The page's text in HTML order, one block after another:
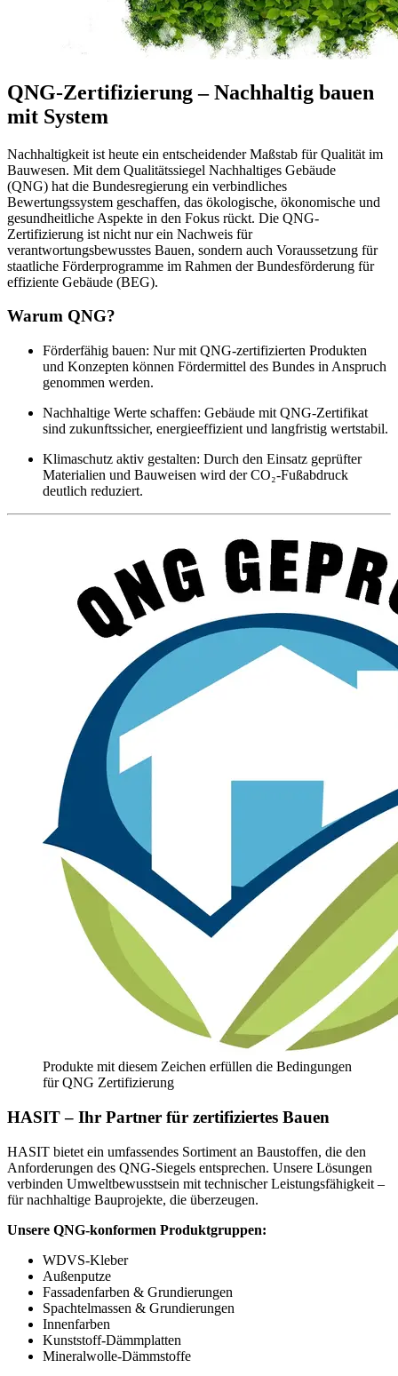
QNG-Zertifizierung – Nachhaltig bauen
mit System
Nachhaltigkeit ist heute ein entscheidender Maßstab für Qualität im
Bauwesen. Mit dem Qualitätssiegel Nachhaltiges Gebäude
(QNG) hat die Bundesregierung ein verbindliches
Bewertungssystem geschaffen, das ökologische, ökonomische und
gesundheitliche Aspekte in den Fokus rückt. Die QNG-
Zertifizierung ist nicht nur ein Nachweis für
verantwortungsbewusstes Bauen, sondern auch Voraussetzung für
staatliche Förderprogramme im Rahmen der Bundesförderung für
effiziente Gebäude (BEG).
Warum QNG?
Förderfähig bauen: Nur mit QNG-zertifizierten Produkten
und Konzepten können Fördermittel des Bundes in Anspruch
genommen werden.
Nachhaltige Werte schaffen: Gebäude mit QNG-Zertifikat
sind zukunftssicher, energieeffizient und langfristig wertstabil.
Klimaschutz aktiv gestalten: Durch den Einsatz geprüfter
Materialien und Bauweisen wird der CO₂-Fußabdruck
deutlich reduziert.
Produkte mit diesem Zeichen erfüllen die Bedingungen
für QNG Zertifizierung
HASIT – Ihr Partner für zertifiziertes Bauen
HASIT bietet ein umfassendes Sortiment an Baustoffen, die den
Anforderungen des QNG-Siegels entsprechen. Unsere Lösungen
verbinden Umweltbewusstsein mit technischer Leistungsfähigkeit –
für nachhaltige Bauprojekte, die überzeugen.
Unsere QNG-konformen Produktgruppen:
WDVS-Kleber
Außenputze
Fassadenfarben & Grundierungen
Spachtelmassen & Grundierungen
Innenfarben
Kunststoff-Dämmplatten
Mineralwolle-Dämmstoffe